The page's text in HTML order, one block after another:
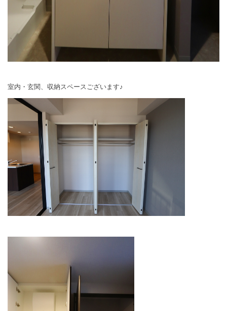
室内・玄関、収納スペースございます♪